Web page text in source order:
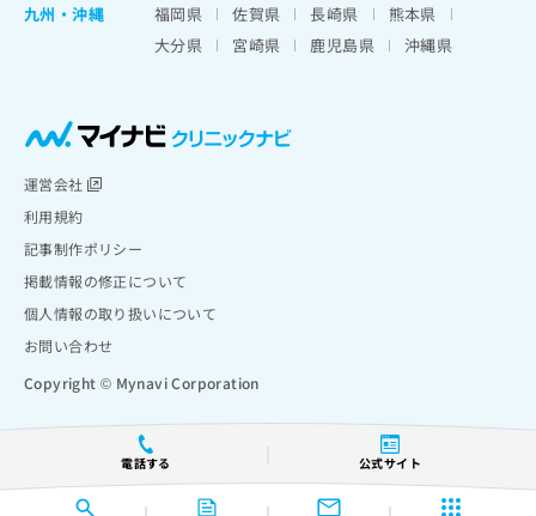
電話する 公式サイト
九州・沖縄
福岡県 佐賀県 長崎県
熊本県
大分県
宮崎県 鹿児島県 沖縄県
運営会社
利用規約
記事制作ポリシー
掲載情報の修正について
個人情報の取り扱いについて
お問い合わせ
Copyright © Mynavi Corporation